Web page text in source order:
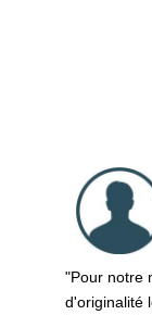
Pour notre
d'originalité